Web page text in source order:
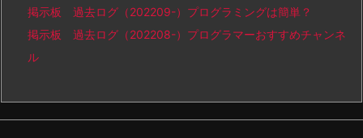
掲示板 過去ログ（202209-）プログラミングは簡単？
掲示板 過去ログ（202208-）プログラマーおすすめチャンネ
ル